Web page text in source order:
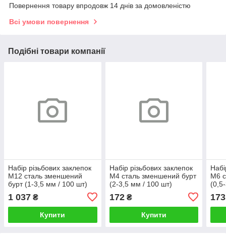
Повернення товару впродовж 14 днів за домовленістю
Всі умови повернення
Подібні товари компанії
Набір різьбових заклепок
M12 сталь зменшений
бурт (1-3,5 мм / 100 шт)
1 037 ₴
Купити
Набір різьбових заклепок
M4 сталь зменшений бурт
(2-3,5 мм / 100 шт)
172₴
Купити
M6
173